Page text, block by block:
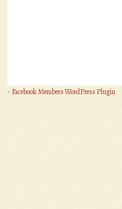
- Facebook Members WordPress Plugin